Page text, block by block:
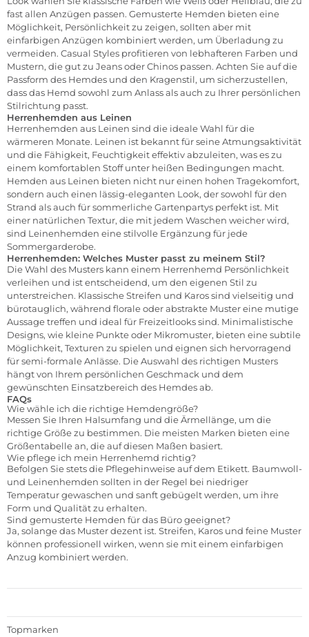
fast allen Anzügen passen. Gemusterte Hemden bieten eine
Möglichkeit, Persönlichkeit zu zeigen, sollten aber mit
einfarbigen Anzügen kombiniert werden, um Überladung zu
vermeiden. Casual Styles profitieren von lebhafteren Farben und
Mustern, die gut zu Jeans oder Chinos passen. Achten Sie auf die
Passform des Hemdes und den Kragenstil, um sicherzustellen,
dass das Hemd sowohl zum Anlass als auch zu Ihrer persönlichen
Stilrichtung passt.
Herrenhemden aus Leinen
Herrenhemden aus Leinen sind die ideale Wahl für die
wärmeren Monate. Leinen ist bekannt für seine Atmungsaktivität
und die Fähigkeit, Feuchtigkeit effektiv abzuleiten, was es zu
einem komfortablen Stoff unter heißen Bedingungen macht.
Hemden aus Leinen bieten nicht nur einen hohen Tragekomfort,
sondern auch einen lässig-eleganten Look, der sowohl für den
Strand als auch für sommerliche Gartenpartys perfekt ist. Mit
einer natürlichen Textur, die mit jedem Waschen weicher wird,
sind Leinenhemden eine stilvolle Ergänzung für jede
Sommergarderobe.
Herrenhemden: Welches Muster passt zu meinem Stil?
Die Wahl des Musters kann einem Herrenhemd Persönlichkeit
verleihen und ist entscheidend, um den eigenen Stil zu
unterstreichen. Klassische Streifen und Karos sind vielseitig und
bürotauglich, während florale oder abstrakte Muster eine mutige
Aussage treffen und ideal für Freizeitlooks sind. Minimalistische
Designs, wie kleine Punkte oder Mikromuster, bieten eine subtile
Möglichkeit, Texturen zu spielen und eignen sich hervorragend
für semi-formale Anlässe. Die Auswahl des richtigen Musters
hängt von Ihrem persönlichen Geschmack und dem
gewünschten Einsatzbereich des Hemdes ab.
FAQs
Wie wähle ich die richtige Hemdengröße?
Messen Sie Ihren Halsumfang und die Ärmellänge, um die
richtige Größe zu bestimmen. Die meisten Marken bieten eine
Größentabelle an, die auf diesen Maßen basiert.
Wie pflege ich mein Herrenhemd richtig?
Befolgen Sie stets die Pflegehinweise auf dem Etikett. Baumwoll-
und Leinenhemden sollten in der Regel bei niedriger
Temperatur gewaschen und sanft gebügelt werden, um ihre
Form und Qualität zu erhalten.
Sind gemusterte Hemden für das Büro geeignet?
Ja, solange das Muster dezent ist. Streifen, Karos und feine Muster
können professionell wirken, wenn sie mit einem einfarbigen
Anzug kombiniert werden.
Topmarken